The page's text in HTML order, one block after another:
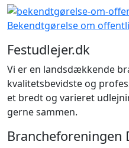
Bekendtgørelse om
Festudlejer.dk
Vi er en landsdækkende
kvalitetsbevidste og
et bredt og varieret
gerne sammen.
Brancheforeningen